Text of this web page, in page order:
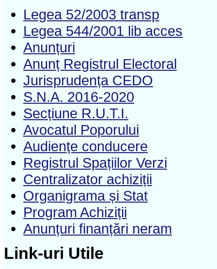
Legea 52/2003 transp
Legea 544/2001 lib acces
Anunțuri
Anunț Registrul Electoral
Jurisprudența CEDO
S.N.A. 2016-2020
Secțiune R.U.T.I.
Avocatul Poporului
Audiențe conducere
Registrul Spațiilor Verzi
Centralizator achiziții
Organigrama și Stat
Program Achiziții
Anunțuri finanțări neram
Link-uri Utile